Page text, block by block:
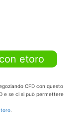
etoro
CFD con questo
e se ci si può permettere
.